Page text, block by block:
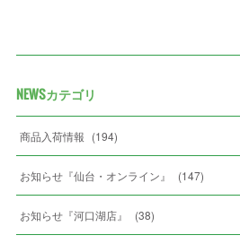
NEWSカテゴリ
商品入荷情報 (194)
お知らせ『仙台・オンライン』 (147)
お知らせ『河口湖店』 (38)